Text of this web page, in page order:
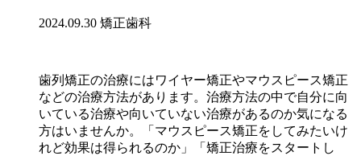
2024.09.30 矯正歯科
歯列矯正の治療にはワイヤー矯正やマウスピース矯正
などの治療方法があります。治療方法の中で自分に向
いている治療や向いていない治療があるのか気になる
方はいませんか。「マウスピース矯正をしてみたいけ
れど効果は得られるのか」「矯正治療をスタートし